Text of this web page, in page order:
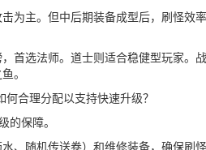
为主。但中后期装备成型后，刷怪效
首选法师。道士则适合稳健型玩家。
。
合理分配以支持快速升级？
的保障。
、随机传送卷）和维修装备，确保刷